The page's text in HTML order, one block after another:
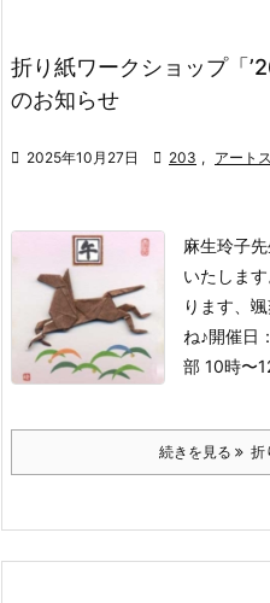
折り紙ワークショップ「
のお知らせ
 2025年10月27日  203 , アート
麻生玲子
いたします
ります、
ね♪開催日
部 10時
続きを見る 折